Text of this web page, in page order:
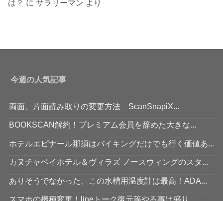
は？ にサラリーマン より
今週の人気記事
両面、片面読み取りの変更方法 ScanSnapiX...
BOOKSCAN解約！プレミアム会員を辞めた大きな...
ホテルエピナール那須はバイキングだけでも行く価値あ...
カヌチャベイホテル＆ヴィラズ ノースウィングのスタ...
ありそうでなかった、この水槽用温度計は最高！ADA...
スマホの機種変更！lineトーク復元等やる事は盛り...